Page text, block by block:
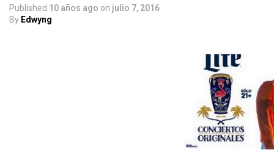
Published 10 años ago on julio 7, 2016
By Edwyng